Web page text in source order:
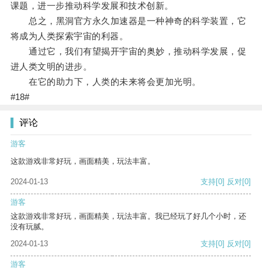
课题，进一步推动科学发展和技术创新。
总之，黑洞官方永久加速器是一种神奇的科学装置，它
将成为人类探索宇宙的利器。
通过它，我们有望揭开宇宙的奥妙，推动科学发展，促
进人类文明的进步。
在它的助力下，人类的未来将会更加光明。
#18#
评论
游客
这款游戏非常好玩，画面精美，玩法丰富。
2024-01-13 支持[0] 反对[0]
游客
这款游戏非常好玩，画面精美，玩法丰富。我已经玩了好几个小时，还
没有玩腻。
2024-01-13
支持[0] 反对[0]
游客